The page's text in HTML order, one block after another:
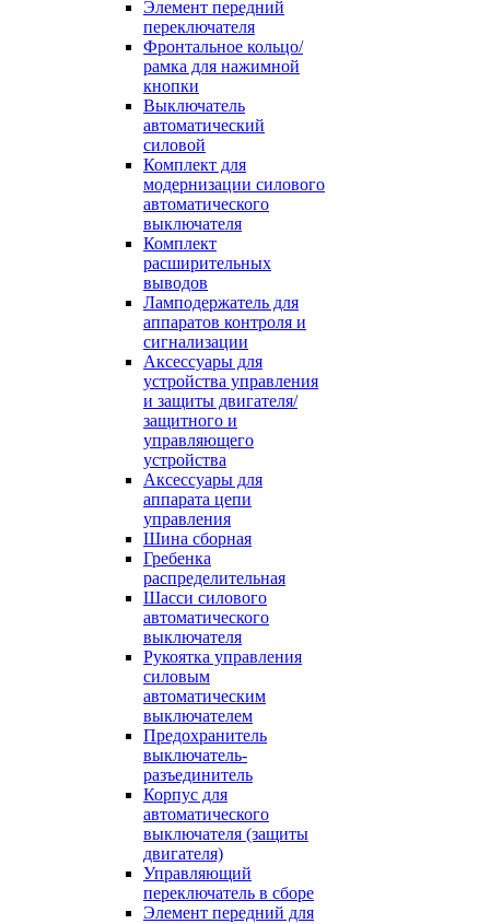
Элемент передний
переключателя
Фронтальное кольцо/
рамка для нажимной
кнопки
Выключатель
автоматический
силовой
Комплект для
модернизации силового
автоматического
выключателя
Комплект
расширительных
выводов
Ламподержатель для
аппаратов контроля и
сигнализации
Аксессуары для
устройства управления
и защиты двигателя/
защитного и
управляющего
устройства
Аксессуары для
аппарата цепи
управления
Шина сборная
Гребенка
распределительная
Шасси силового
автоматического
выключателя
Рукоятка управления
силовым
автоматическим
выключателем
Предохранитель
выключатель-
разъединитель
Корпус для
автоматического
выключателя (защиты
двигателя)
Управляющий
переключатель в сборе
Элемент передний для